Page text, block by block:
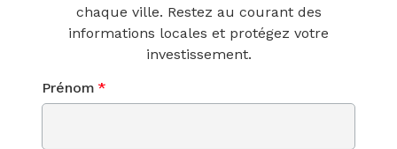
chaque ville. Restez au courant des
informations locales et protégez votre
investissement.
Prénom *